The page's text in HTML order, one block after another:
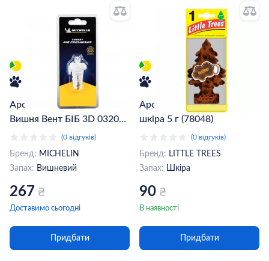
Ароматизатор Michelin
Вишня Вент БІБ 3D 032064
(0 відгуків)
Бренд: MICHELIN
Запах: Вишневий
267 ₴
Доставимо сьогодні
Придбати
Ароматизатор Little Trees,
шкіра 5 г (78048)
(0 відгуків)
Бренд: LITTLE TREES
Запах: Шкіра
90 ₴
В наявності
Придбати